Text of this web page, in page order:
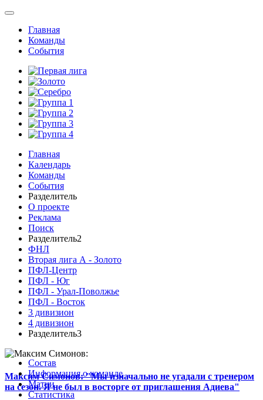
Главная
Команды
События
Главная
Календарь
Команды
События
Разделитель
О проекте
Реклама
Поиск
Разделитель2
ФНЛ
Вторая лига А - Золото
ПФЛ-Центр
ПФЛ - Юг
ПФЛ - Урал-Поволжье
ПФЛ - Восток
3 дивизион
4 дивизион
Разделитель3
Максим Симонов: "Мы изначально не угадали с тренером
на сезон. Я не был в восторге от приглашения Адиева"
Состав
Информация о команде
Матчи
Статистика